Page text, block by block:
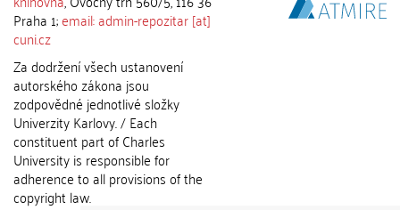
Praha 1;email: admin-repozitar [at]
cuni.cz
Za dodržení všech ustanovení
autorského zákona jsou
zodpovědné jednotlivé složky
Univerzity Karlovy. / Each
constituent part of Charles
University is responsible for
adherence to all provisions of the
copyright law.